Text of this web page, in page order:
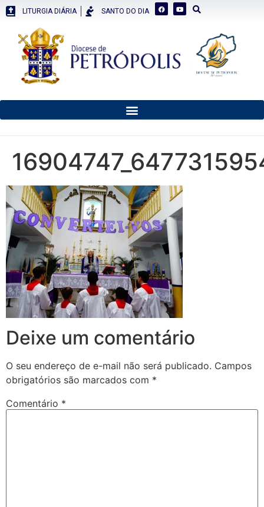
LITURGIA DIÁRIA SANTO DO DIA
Deixe um comentário
O seu endereço de e-mail não será publicado. Campos
obrigatórios são marcados com *
Comentário *